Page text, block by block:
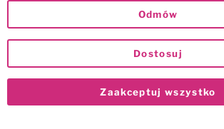
Zaakceptuj wszystko
Dostosuj
Odmów